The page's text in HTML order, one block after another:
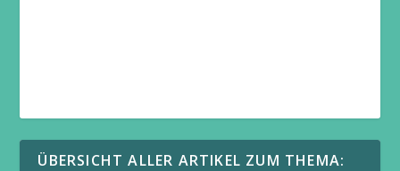
ÜBERSICHT ALLER ARTIKEL ZUM THEMA: